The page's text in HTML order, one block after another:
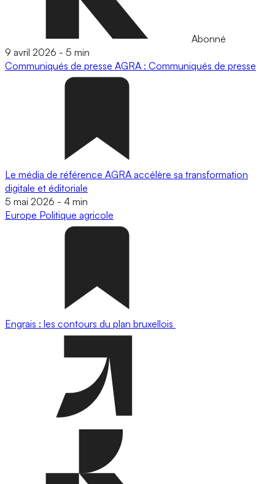
Abonné
9 avril 2026 - 5 min
Communiqués de presse AGRA : Communiqués de presse
Le média de référence AGRA accélère sa transformation
digitale et éditoriale
5 mai 2026 - 4 min
Europe Politique agricole
Engrais : les contours du plan bruxellois